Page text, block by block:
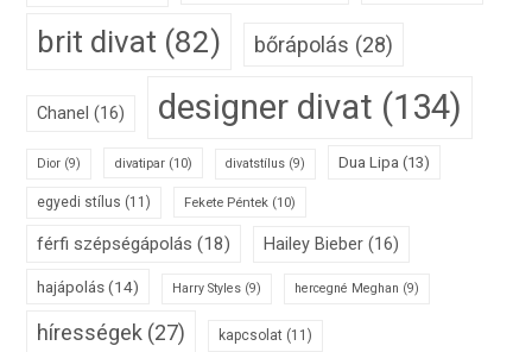
brit divat (82) bőrápolás (28)
Chanel (16) designer divat (134)
Dior (9) divatipar (10) divatstílus (9) Dua Lipa (13)
egyedi stílus (11) Fekete Péntek (10)
férfi szépségápolás (18) Hailey Bieber (16)
hajápolás(14) Harry Styles (9) hercegné Meghan (9)
hírességek (27) kapcsolat (11)